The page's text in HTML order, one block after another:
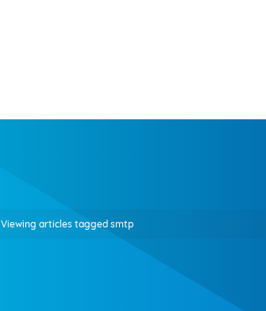
Viewing articles tagged smtp